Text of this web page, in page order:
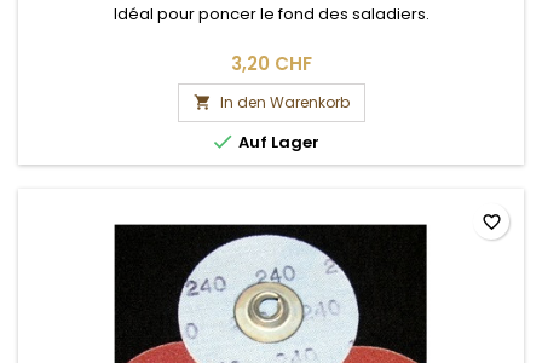
Idéal pour poncer le fond des saladiers.
3,20 CHF
 In den Warenkorb
 Auf Lager
favorite_border